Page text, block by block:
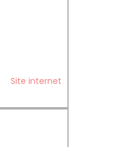
Site internet